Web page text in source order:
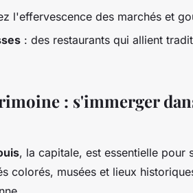
l'effervescence des marchés et
: des restaurants qui allient
: s'immerger
, la capitale, est essentielle pour
colorés, musées et lieux